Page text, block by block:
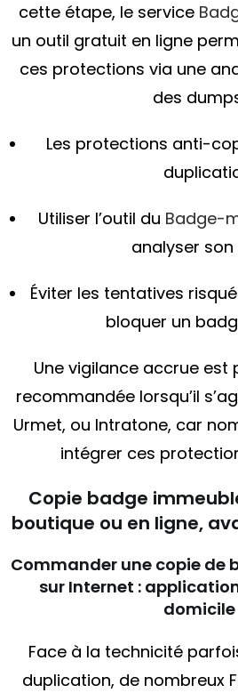
cette étape, le service
un outil gratuit en ligne
ces protections via une
des
Les protections anti-
Utiliser l’outil du Badge-
analyser
Éviter les tentatives
bloquer un
Une vigilance accrue est
recommandée lorsqu’il
Urmet, ou Intratone, car
intégrer ces
Copie badge
boutique ou en ligne,
Commander une copie de
sur Internet :
domicile
Face à la technicité
duplication, de nombreux